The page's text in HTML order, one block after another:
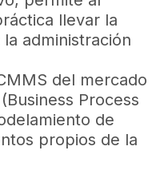
llevar la
administración
del mercado
Process
de
propios de la